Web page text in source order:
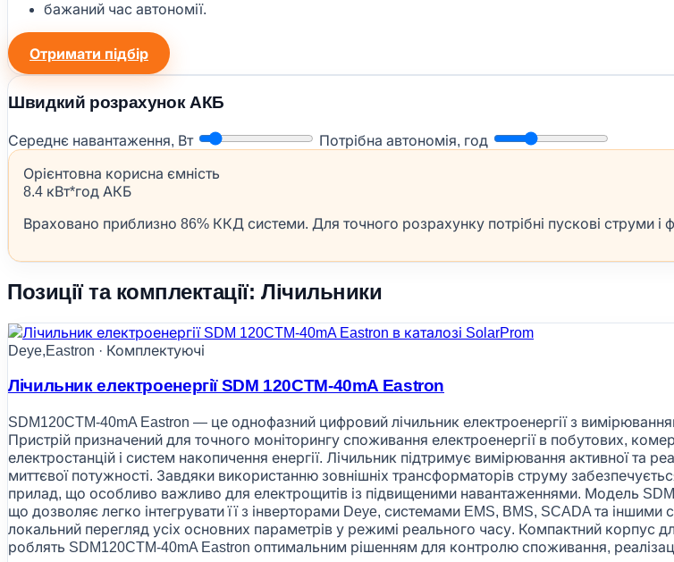
бажаний час автономії.
Отримати підбір
Швидкий розрахунок АКБ
Середнє навантаження, Вт Потрібна автономія, год
Орієнтовна корисна ємність
8.4 кВт*год АКБ
Враховано приблизно 86% ККД системи. Для точного розрахунку потрібні пускові струми і
Позиції та комплектації: Лічильники
Deye,Eastron · Комплектуючі
Лічильник електроенергії SDM 120CTM-40mA Eastron
SDM120CTM-40mA Eastron — це однофазний цифровий лічильник електроенергії з
Пристрій призначений для точного моніторингу споживання електроенергії в побутових,
електростанцій і систем накопичення енергії. Лічильник підтримує вимірювання активної та
миттєвої потужності. Завдяки використанню зовнішніх трансформаторів струму
прилад, що особливо важливо для електрощитів із підвищеними навантаженнями. Модель
що дозволяє легко інтегрувати її з інверторами Deye, системами EMS, BMS, SCADA та
локальний перегляд усіх основних параметрів у режимі реального часу. Компактний корпус
роблять SDM120CTM-40mA Eastron оптимальним рішенням для контролю споживання,